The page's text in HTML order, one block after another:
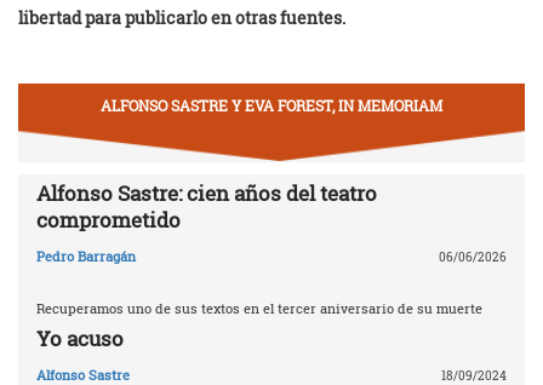
libertad para publicarlo en otras fuentes.
ALFONSO SASTRE Y EVA FOREST, IN MEMORIAM
Alfonso Sastre: cien años del teatro
comprometido
Pedro Barragán 06/06/2026
Recuperamos uno de sus textos en el tercer aniversario de su muerte
Yo acuso
Alfonso Sastre 18/09/2024